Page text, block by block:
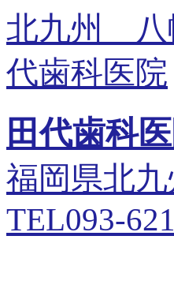
北九州
代歯科医院
田代歯科
福岡県北
TEL093-